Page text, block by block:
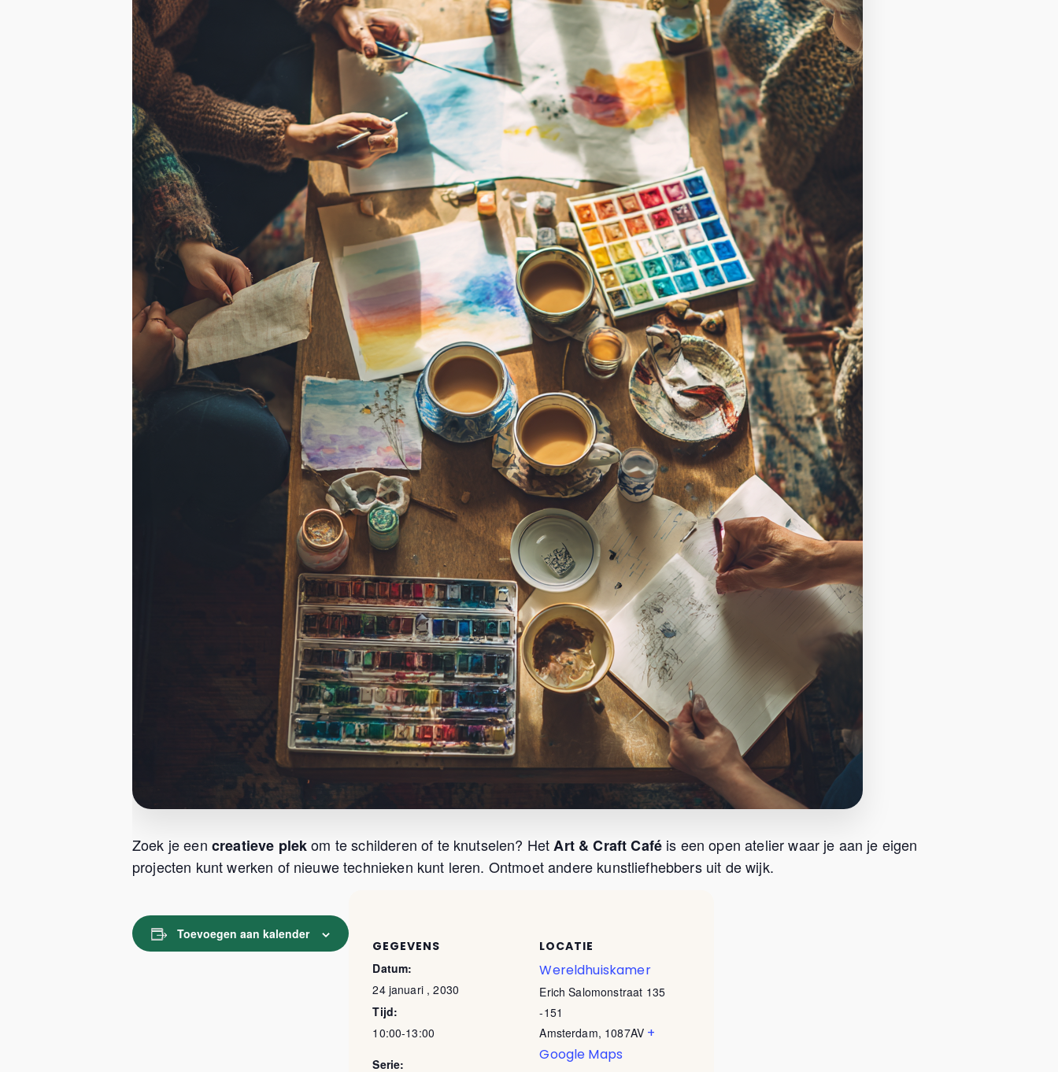
Zoek je een creatieve plekom te schilderen of te knutselen? Het Art & Craft Caféis een open atelier waar je aan je eigen
projecten kunt werken of nieuwe technieken kunt leren. Ontmoet andere kunstliefhebbers uit de wijk.
Toevoegen aan kalender
GEGEVENS
Datum:
24 januari , 2030
Tijd:
10:00-13:00
Serie:
LOCATIE
Wereldhuiskamer
Erich Salomonstraat 135
-151
Amsterdam, 1087AV +
Google Maps